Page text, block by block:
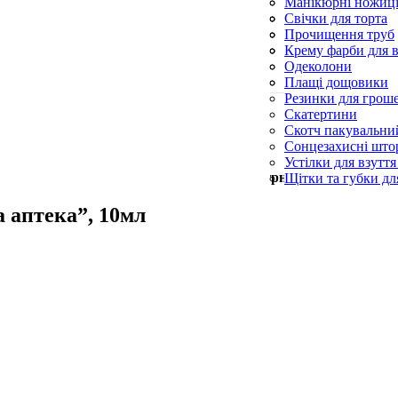
Форми для випічки
Пилки для п’ят
Пилочки для нігтів
Свічки для торта
Свічки конусні та
Церковні свічки
Прочищення труб
Серветки для
Синька
Скребки для посуду
Крему фарби для
Одеколони
Плащі дощовики
Резинки для
Скатертини
Скотч
Сонцезахисні
Устілки для
Щітки та губки
грн
аптека”, 10мл